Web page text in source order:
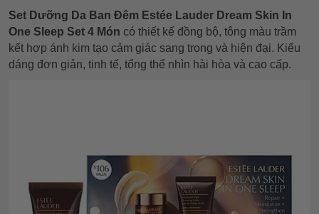
Set Dưỡng Da Ban Đêm Estée Lauder Dream Skin In
One Sleep Set 4 Món có thiết kế đồng bộ, tông màu trầm
kết hợp ánh kim tạo cảm giác sang trọng và hiện đại. Kiểu
dáng đơn giản, tinh tế, tổng thể nhìn hài hòa và cao cấp.